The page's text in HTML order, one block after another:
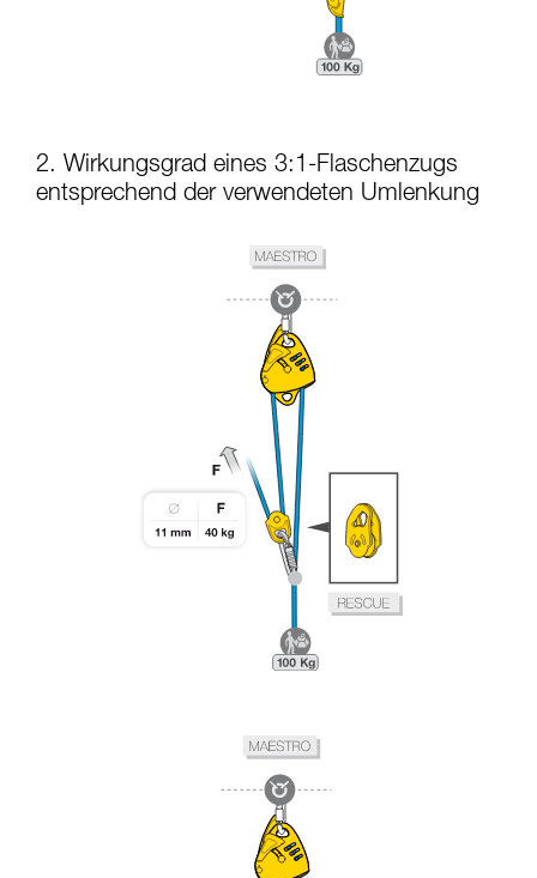
2. Wirkungsgrad eines 3:1-Flaschenzugs
entsprechend der verwendeten Umlenkung